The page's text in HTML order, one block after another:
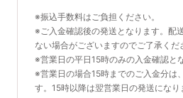
※振込手数料はご負担ください。
※ご入金確認後の発送となります。配
ない場合がございますのでご了承くだ
※営業日の平日15時のみの入金確認と
※営業日の場合15時までのご入金分は
す。15時以降は翌営業日の発送になり